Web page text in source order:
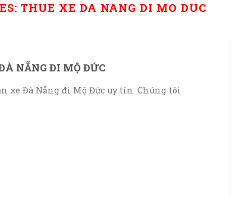
THUE XE DA NANG DI MO DUC
NẴNG ĐI MỘ ĐỨC
xe Đà Nẵng đi Mộ Đức uy tín. Chúng tôi